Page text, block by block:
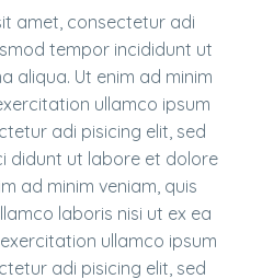
amet, consectetur adi
tempor incididunt ut
aliqua. Ut enim ad minim
ullamco ipsum
adi pisicing elit, sed
didunt ut labore et dolore
ad minim veniam, quis
laboris nisi ut ex ea
ullamco ipsum
adi pisicing elit, sed